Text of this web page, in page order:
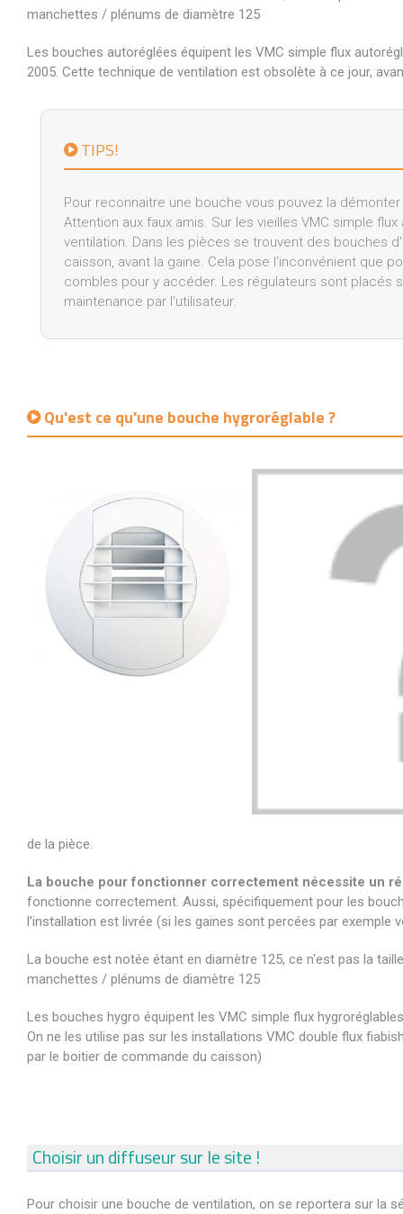
manchettes / plénums de diamètre 125
Les bouches autoréglées équipent les VMC simple flux
2005. Cette technique de ventilation est obsolète à ce jour,
TIPS!
Pour reconnaitre une bouche vous pouvez la
Attention aux faux amis. Sur les vieilles VMC simple
ventilation. Dans les pièces se trouvent des bouches
caisson, avant la gaine. Cela pose l'inconvénient que
combles pour y accéder. Les régulateurs sont placés
maintenance par l'utilisateur.
Qu'est ce qu'une bouche hygroréglable ?
de la pièce.
La bouche pour fonctionner correctement nécessite un
fonctionne correctement. Aussi, spécifiquement pour les
l'installation est livrée (si les gaines sont percées par exemple
La bouche est notée étant en diamètre 125, ce n'est pas la
manchettes / plénums de diamètre 125
Les bouches hygro équipent les VMC simple flux
On ne les utilise pas sur les installations VMC double flux
par le boitier de commande du caisson)
Choisir un diffuseur sur le site !
Pour choisir une bouche de ventilation, on se reportera sur la